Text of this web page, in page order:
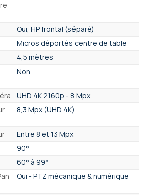
Oui, HP frontal (séparé)
Micros déportés centre de table
4,5 mètres
Non
UHD 4K 2160p - 8 Mpx
8,3 Mpx (UHD 4K)
Entre 8 et 13 Mpx
90°
60° à 99°
Oui - PTZ mécanique & numérique